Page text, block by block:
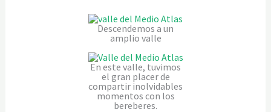
Descendemos a un
amplio valle
En este valle, tuvimos
el gran placer de
compartir inolvidables
momentos con los
bereberes.